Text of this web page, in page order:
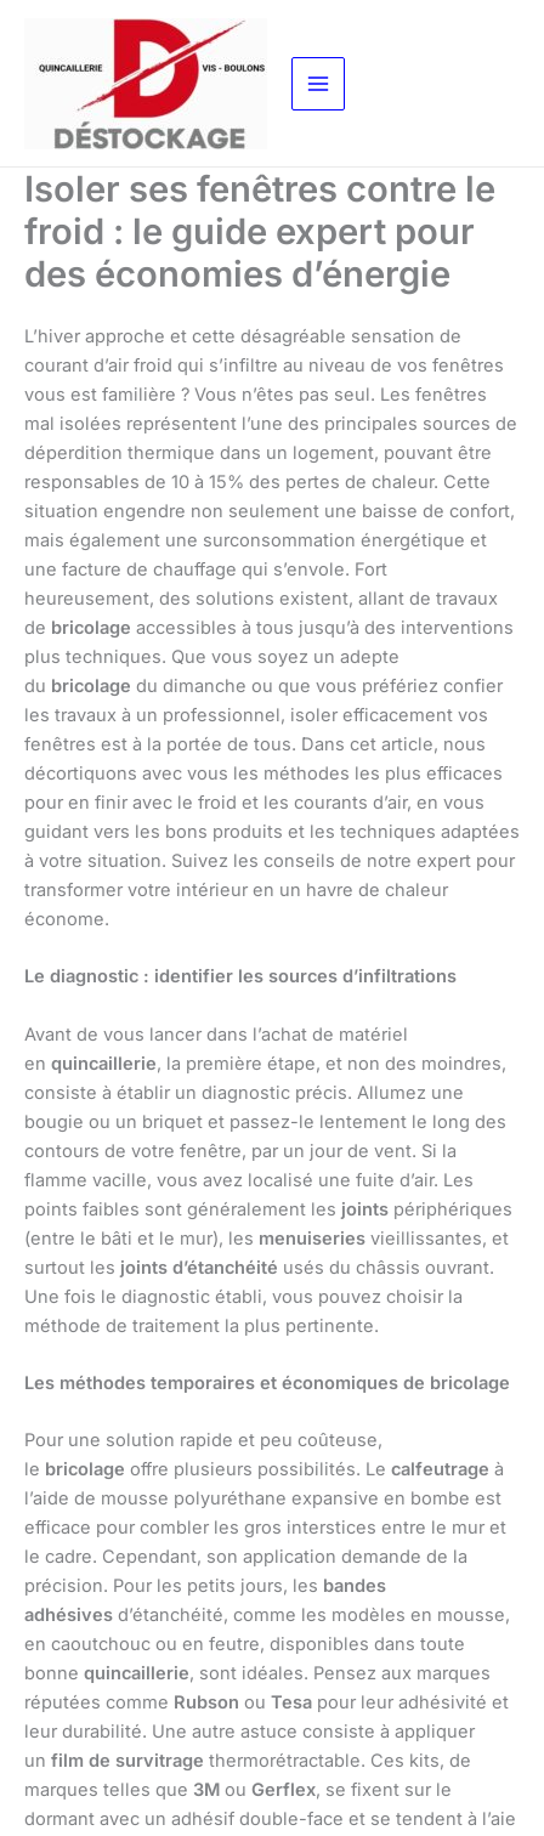
contenu
Isoler ses fenêtres contre le
froid : le guide expert pour
des économies d’énergie
L’hiver approche et cette désagréable sensation de
courant d’air froid qui s’infiltre au niveau de vos fenêtres
vous est familière ? Vous n’êtes pas seul. Les fenêtres
mal isolées représentent l’une des principales sources de
déperdition thermique dans un logement, pouvant être
responsables de 10 à 15% des pertes de chaleur. Cette
situation engendre non seulement une baisse de confort,
mais également une surconsommation énergétique et
une facture de chauffage qui s’envole. Fort
heureusement, des solutions existent, allant de travaux
de bricolage accessibles à tous jusqu’à des interventions
plus techniques. Que vous soyez un adepte
du bricolage du dimanche ou que vous préfériez confier
les travaux à un professionnel, isoler efficacement vos
fenêtres est à la portée de tous. Dans cet article, nous
décortiquons avec vous les méthodes les plus efficaces
pour en finir avec le froid et les courants d’air, en vous
guidant vers les bons produits et les techniques adaptées
à votre situation. Suivez les conseils de notre expert pour
transformer votre intérieur en un havre de chaleur
économe.
Le diagnostic : identifier les sources d’infiltrations
Avant de vous lancer dans l’achat de matériel
en quincaillerie, la première étape, et non des moindres,
consiste à établir un diagnostic précis. Allumez une
bougie ou un briquet et passez-le lentement le long des
contours de votre fenêtre, par un jour de vent. Si la
flamme vacille, vous avez localisé une fuite d’air. Les
points faibles sont généralement les joints périphériques
(entre le bâti et le mur), les menuiseries vieillissantes, et
surtout les joints d’étanchéité usés du châssis ouvrant.
Une fois le diagnostic établi, vous pouvez choisir la
méthode de traitement la plus pertinente.
Les méthodes temporaires et économiques de bricolage
Pour une solution rapide et peu coûteuse,
le bricolage offre plusieurs possibilités. Le calfeutrage à
l’aide de mousse polyuréthane expansive en bombe est
efficace pour combler les gros interstices entre le mur et
le cadre. Cependant, son application demande de la
précision. Pour les petits jours, les bandes
adhésives d’étanchéité, comme les modèles en mousse,
en caoutchouc ou en feutre, disponibles dans toute
bonne quincaillerie, sont idéales. Pensez aux marques
réputées comme Rubson ou Tesa pour leur adhésivité et
leur durabilité. Une autre astuce consiste à appliquer
un film de survitrage thermorétractable. Ces kits, de
marques telles que 3M ou Gerflex, se fixent sur le
dormant avec un adhésif double-face et se tendent à l’aie